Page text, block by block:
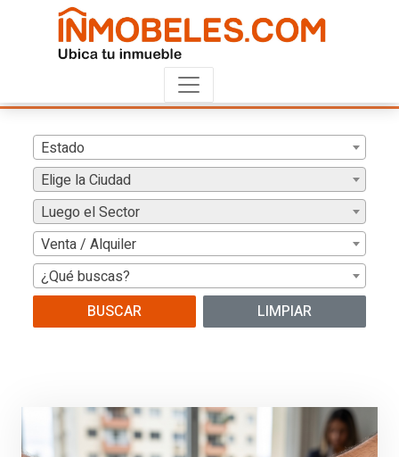
Estado
Elige la Ciudad
Luego el Sector
Venta / Alquiler
¿Qué buscas?
BUSCAR
LIMPIAR